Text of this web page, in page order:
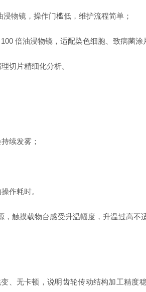
物镜，操作门槛低，维护流程简单；
倍油浸物镜，适配染色细胞、致病菌涂
切片精细化分析。
续发雾；
作耗时。
摸载物台感受升温幅度，升温过高不
无卡顿，说明齿轮传动结构加工精度